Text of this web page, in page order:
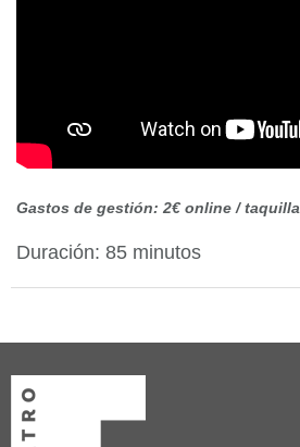
Gastos de gestión: 2€ online / taquilla
Duración: 85 minutos